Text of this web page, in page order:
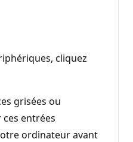
cliquez
grisées ou
entrées
ordinateur avant